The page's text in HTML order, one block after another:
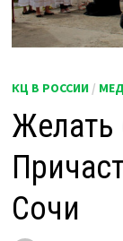
КЦ В РОССИИ /
Желать
Сочи